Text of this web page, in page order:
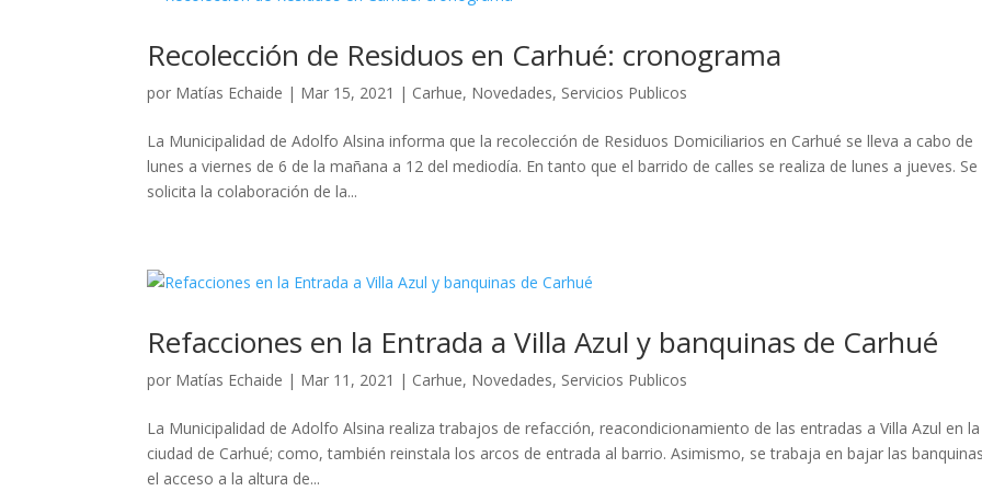
Recolección de Residuos en Carhué: cronograma
por Matías Echaide | Mar 15, 2021 | Carhue, Novedades, Servicios Publicos
La Municipalidad de Adolfo Alsina informa que la recolección de Residuos Domiciliarios en Carhué se lleva a cabo de
lunes a viernes de 6 de la mañana a 12 del mediodía. En tanto que el barrido de calles se realiza de lunes a jueves. Se
solicita la colaboración de la...
Refacciones en la Entrada a Villa Azul y banquinas de Carhué
por Matías Echaide | Mar 11, 2021 | Carhue, Novedades, Servicios Publicos
La Municipalidad de Adolfo Alsina realiza trabajos de refacción, reacondicionamiento de las entradas a Villa Azul en la
ciudad de Carhué; como, también reinstala los arcos de entrada al barrio. Asimismo, se trabaja en bajar las
el acceso a la altura de...